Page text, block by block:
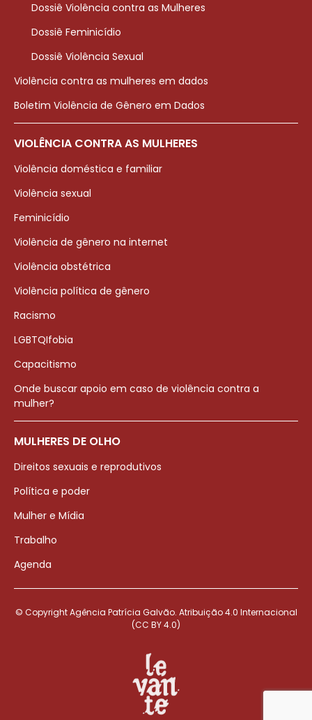
Dossiê Violência contra as Mulheres
Dossiê Feminicídio
Dossiê Violência Sexual
Violência contra as mulheres em dados
Boletim Violência de Gênero em Dados
VIOLÊNCIA CONTRA AS MULHERES
Violência doméstica e familiar
Violência sexual
Feminicídio
Violência de gênero na internet
Violência obstétrica
Violência política de gênero
Racismo
LGBTQIfobia
Capacitismo
Onde buscar apoio em caso de violência contra a
mulher?
MULHERES DE OLHO
Direitos sexuais e reprodutivos
Política e poder
Mulher e Mídia
Trabalho
Agenda
© Copyright Agência Patrícia Galvão. Atribuição 4.0 Internacional
(CC BY 4.0)